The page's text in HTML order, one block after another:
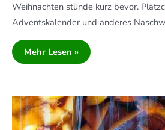
Weihnachten stünde kurz bevor.
Adventskalender und anderes
Mehr Lesen »
Fruchtige
Säure:
Aromatisierter
Essig